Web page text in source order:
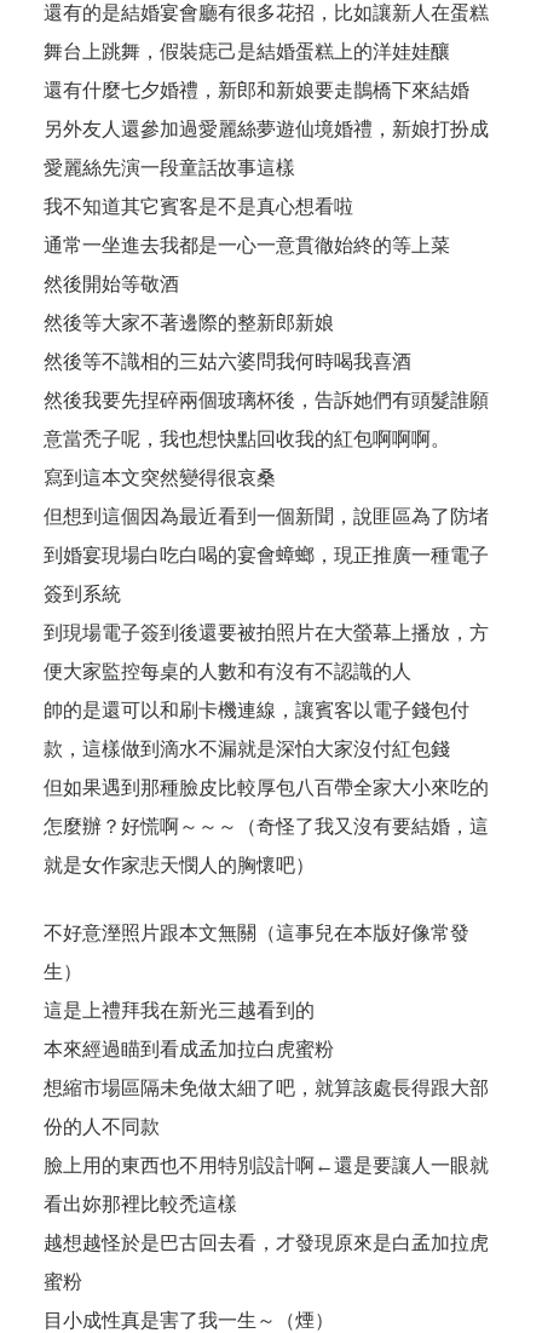
還有的是結婚宴會廳有很多花招，比如讓新人在蛋糕
舞台上跳舞，假裝痣己是結婚蛋糕上的洋娃娃釀
還有什麼七夕婚禮，新郎和新娘要走鵲橋下來結婚
另外友人還參加過愛麗絲夢遊仙境婚禮，新娘打扮成
愛麗絲先演一段童話故事這樣
我不知道其它賓客是不是真心想看啦
通常一坐進去我都是一心一意貫徹始終的等上菜
然後開始等敬酒
然後等大家不著邊際的整新郎新娘
然後等不識相的三姑六婆問我何時喝我喜酒
然後我要先捏碎兩個玻璃杯後，告訴她們有頭髮誰願
意當禿子呢，我也想快點回收我的紅包啊啊啊。
寫到這本文突然變得很哀桑
但想到這個因為最近看到一個新聞，說匪區為了防堵
到婚宴現場白吃白喝的宴會蟑螂，現正推廣一種電子
簽到系統
到現場電子簽到後還要被拍照片在大螢幕上播放，方
便大家監控每桌的人數和有沒有不認識的人
帥的是還可以和刷卡機連線，讓賓客以電子錢包付
款，這樣做到滴水不漏就是深怕大家沒付紅包錢
但如果遇到那種臉皮比較厚包八百帶全家大小來吃的
怎麼辦？好慌啊～～～（奇怪了我又沒有要結婚，這
就是女作家悲天憫人的胸懷吧）
不好意溼照片跟本文無關（這事兒在本版好像常發
生）
這是上禮拜我在新光三越看到的
本來經過瞄到看成孟加拉白虎蜜粉
想縮市場區隔未免做太細了吧，就算該處長得跟大部
份的人不同款
臉上用的東西也不用特別設計啊←還是要讓人一眼就
看出妳那裡比較禿這樣
越想越怪於是巴古回去看，才發現原來是白孟加拉虎
蜜粉
目小成性真是害了我一生～（煙）